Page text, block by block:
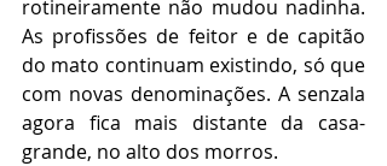
rotineiramente não mudou nadinha.
As profissões de feitor e de capitão
do mato continuam existindo, só que
com novas denominações. A senzala
agora fica mais distante da casa-
grande, no alto dos morros.